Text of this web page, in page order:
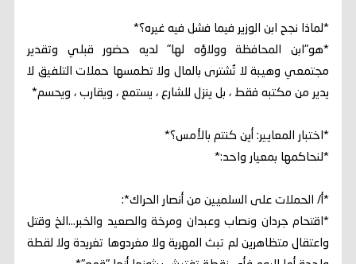
*لماذا نجح ابن الوزير فيما فشل فيه غيره؟*
*هو"ابن المحافظة وولاؤه لها" لديه حضور قبلي وتقدير
مجتمعي وهيبة لا تُشترى بالمال ولا تطمسها حملات التلفيق لا
يدير من مكتبه فقط ، بل ينزل للشارع ، يستمع ، ويقارب ، ويحسم*
*اختبار المعايير: أين كنتم بالأمس؟*
*لنحاكمها بمعيار واحد:*
*أ/ الحملات على السلميين من أنصار الحراك*:
*اقتحام جردان ونصاب وعبدان ومرخة والصعيد والخبر...الخ وقتل
واعتقال متظاهرين لم تبث المهرية ولا مغردوها تغريدة ولا لقطة